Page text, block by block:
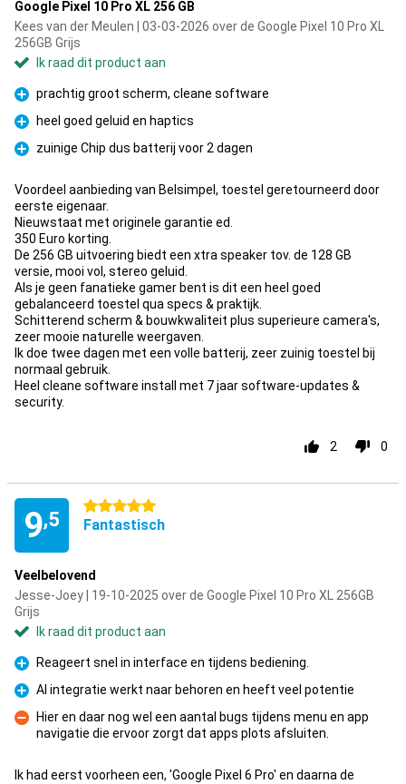
Google Pixel 10 Pro XL 256 GB
Kees van der Meulen | 03-03-2026 over de Google Pixel 10 Pro XL
256GB Grijs
Ik raad dit product aan
Pluspunt
prachtig groot scherm, cleane software
Pluspunt
heel goed geluid en haptics
Pluspunt
zuinige Chip dus batterij voor 2 dagen
Voordeel aanbieding van Belsimpel, toestel geretourneerd door
eerste eigenaar.
Nieuwstaat met originele garantie ed.
350 Euro korting.
De 256 GB uitvoering biedt een xtra speaker tov. de 128 GB
versie, mooi vol, stereo geluid.
Als je geen fanatieke gamer bent is dit een heel goed
gebalanceerd toestel qua specs & praktijk.
Schitterend scherm & bouwkwaliteit plus superieure camera's,
zeer mooie naturelle weergaven.
Ik doe twee dagen met een volle batterij, zeer zuinig toestel bij
normaal gebruik.
Heel cleane software install met 7 jaar software-updates &
security.
2 0
9,5
5 sterren
Fantastisch
Veelbelovend
Jesse-Joey | 19-10-2025 over de Google Pixel 10 Pro XL 256GB
Grijs
Ik raad dit product aan
Pluspunt
Reageert snel in interface en tijdens bediening.
Pluspunt
AI integratie werkt naar behoren en heeft veel potentie
Minpunt
Hier en daar nog wel een aantal bugs tijdens menu en app
navigatie die ervoor zorgt dat apps plots afsluiten.
Ik had eerst voorheen een, 'Google Pixel 6 Pro' en daarna de